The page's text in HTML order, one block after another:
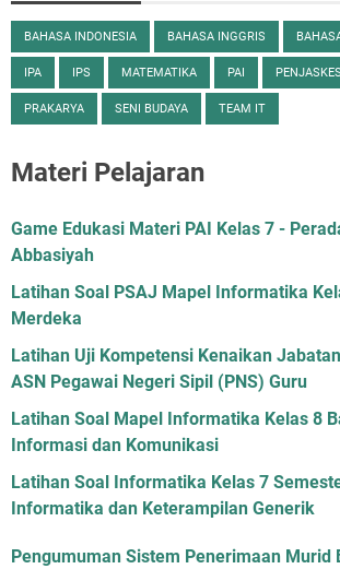
BAHASA INDONESIA BAHASA INGGRIS
IPA IPS MATEMATIKA PAI PENJASKES
PRAKARYA SENI BUDAYA TEAM IT
Materi Pelajaran
Game Edukasi Materi PAI Kelas 7 -
Abbasiyah
Latihan Soal PSAJ Mapel Informatika
Merdeka
Latihan Uji Kompetensi Kenaikan
ASN Pegawai Negeri Sipil (PNS) Guru
Latihan Soal Mapel Informatika Kelas 8
Informasi dan Komunikasi
Latihan Soal Informatika Kelas 7
Informatika dan Keterampilan Generik
Pengumuman Sistem Penerimaan Murid